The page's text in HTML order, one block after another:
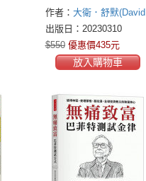
工藝、穩定溫控、改
機實務，引領義式濃
縮邁入精品咖啡殿堂
的傳奇經典
作者： 大衛．舒默(David
Schomer)
出版日：20230310
$550 優惠價435元
放入購物車